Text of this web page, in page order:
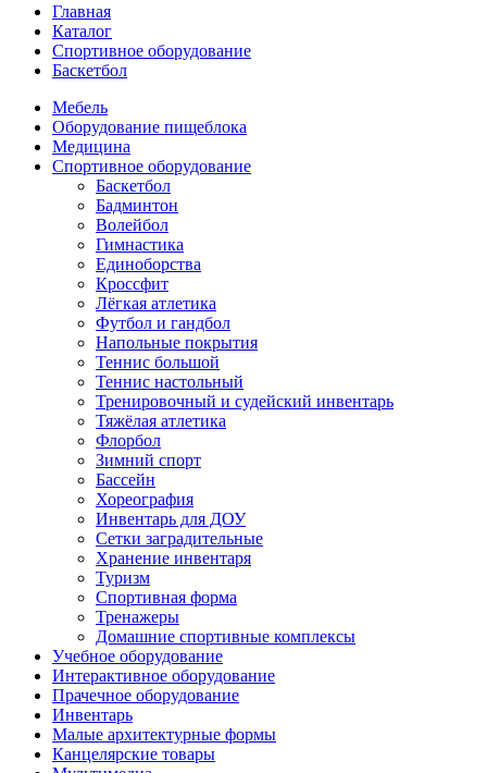
Главная
Каталог
Спортивное оборудование
Баскетбол
Мебель
Оборудование пищеблока
Медицина
Спортивное оборудование
Баскетбол
Бадминтон
Волейбол
Гимнастика
Единоборства
Кроссфит
Лёгкая атлетика
Футбол и гандбол
Напольные покрытия
Теннис большой
Теннис настольный
Тренировочный и судейский инвентарь
Тяжёлая атлетика
Флорбол
Зимний спорт
Бассейн
Хореография
Инвентарь для ДОУ
Сетки заградительные
Хранение инвентаря
Туризм
Спортивная форма
Тренажеры
Домашние спортивные комплексы
Учебное оборудование
Интерактивное оборудование
Прачечное оборудование
Инвентарь
Малые архитектурные формы
Канцелярские товары